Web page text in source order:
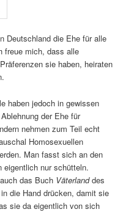
Deutschland die Ehe für alle
freue mich, dass alle
sie haben, heiraten
haben jedoch in gewissen
der Ehe für
nehmen zum Teil echt
Homosexuellen
Man fasst sich an den
eigentlich nur schütteln.
das Buch Väterlanddes
die Hand drücken, damit sie
sie da eigentlich von sich